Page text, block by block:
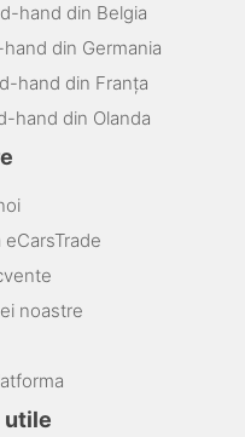
hand din Belgia
din Germania
hand din Franța
hand din Olanda
noastre
utile